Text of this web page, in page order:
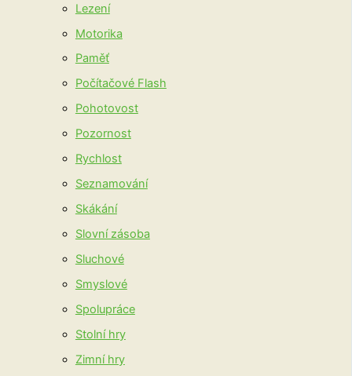
Lezení
Motorika
Paměť
Počítačové Flash
Pohotovost
Pozornost
Rychlost
Seznamování
Skákání
Slovní zásoba
Sluchové
Smyslové
Spolupráce
Stolní hry
Zimní hry